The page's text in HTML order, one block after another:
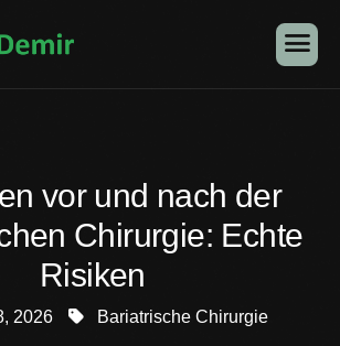
vor und nach der
Chirurgie: Echte
Risiken
2026 Bariatrische Chirurgie